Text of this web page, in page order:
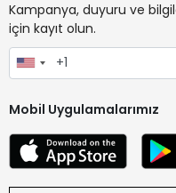
Kampanya, duyuru ve
için kayıt olun.
Mobil Uygulamalarımız